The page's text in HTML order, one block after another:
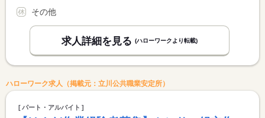
その他
求人詳細を見る (ハローワークより転載)
ハローワーク求人（掲載元：立川公共職業安定所）
パート・アルバイト